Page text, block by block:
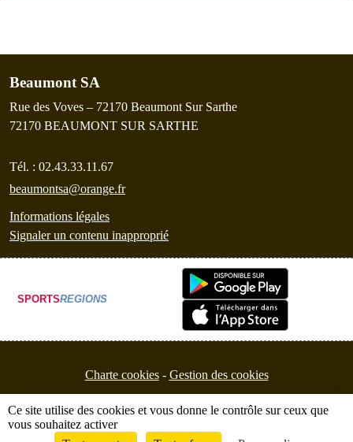
Beaumont SA
Rue des Voves – 72170 Beaumont Sur Sarthe
72170 BEAUMONT SUR SARTHE
Tél. : 02.43.33.11.67
beaumontsa@orange.fr
Informations légales
Signaler un contenu inapproprié
SPORTSREGIONS
Charte cookies Gestion des cookies
Ce site utilise des cookies et vous donne le contrôle sur ceux que
vous souhaitez activer